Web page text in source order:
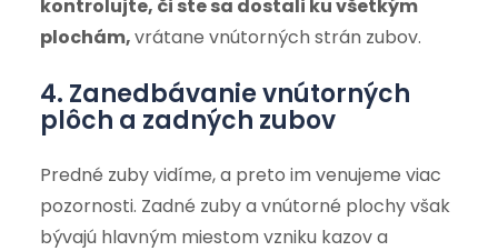
kontrolujte, či ste sa dostali ku všetkým
plochám,vrátane vnútorných strán zubov.
4. Zanedbávanie vnútorných
plôch a zadných zubov
Predné zuby vidíme, a preto im venujeme viac
pozornosti. Zadné zuby a vnútorné plochy však
bývajú hlavným miestom vzniku kazov a